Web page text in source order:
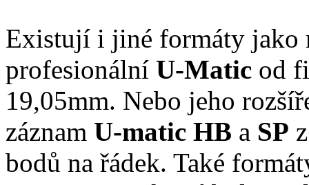
Existují i jiné formáty jako
profesionální U-Matic od
19,05mm. Nebo jeho
záznam U-matic HB a SP
bodů na řádek. Také